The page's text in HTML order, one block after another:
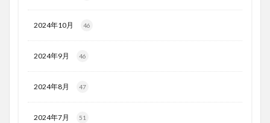
2024年10月 46
2024年9月 46
2024年8月 47
2024年7月 51